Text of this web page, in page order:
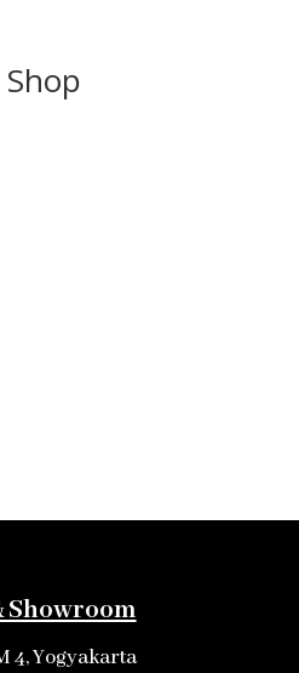
Showroom
4, Yogyakarta